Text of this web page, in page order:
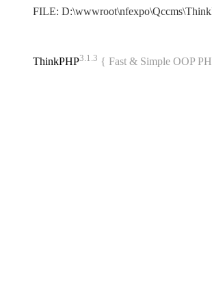
FILE:
ThinkPHP3.1.3 { Fast & Simple OOP